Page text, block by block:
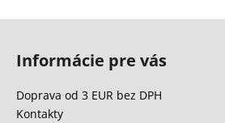
Informácie pre vás
Doprava od 3 EUR bez DPH
Kontakty